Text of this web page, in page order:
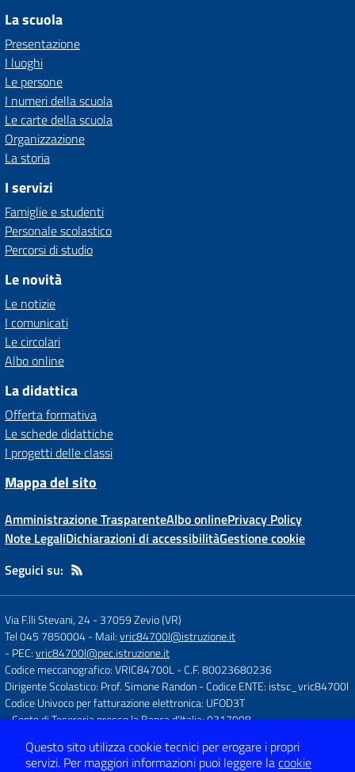
La scuola
Presentazione
I luoghi
Le persone
I numeri della scuola
Le carte della scuola
Organizzazione
La storia
I servizi
Famiglie e studenti
Personale scolastico
Percorsi di studio
Le novità
Le notizie
I comunicati
Le circolari
Albo online
La didattica
Offerta formativa
Le schede didattiche
I progetti delle classi
Mappa del sito
Amministrazione TrasparenteAlbo onlinePrivacy Policy
Note LegaliDichiarazioni di accessibilitàGestione cookie
Seguici su:
Via F.lli Stevani, 24-37059 Zevio (VR)
Tel 045 7850004- Mail:vric84700l@istruzione.it
- PEC:vric84700l@pec.istruzione.it
Codice meccanografico: VRIC84700L- C.F. 80023680236
Dirigente Scolastico: Prof. Simone Randon- Codice ENTE: istsc_vric84700l
Codice Univoco per fatturazione elettronica: UFOD3T
- Conto di Tesoreria presso la Banca d'Italia: 0317998
Concept & Design by Designers Italia
Questo sito utilizza cookie tecnici per erogare i propri
servizi. Per maggiori informazioni puoi leggere lacookie